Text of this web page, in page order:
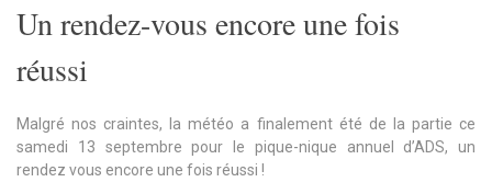
Un rendez-vous encore une fois
réussi
Malgré nos craintes, la météo a finalement été de la partie ce
samedi 13 septembre pour le pique-nique annuel d’ADS, un
rendez vous encore une fois réussi !